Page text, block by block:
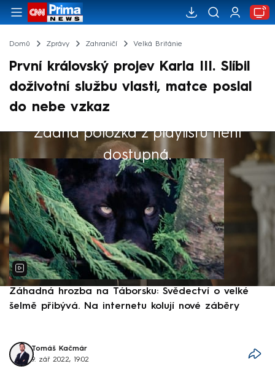
Domů Zprávy Zahraničí Velká Británie
První královský projev Karla III. Slíbil
doživotní službu vlasti, matce poslal
do nebe vzkaz
Žádná položka z playlistu není
dostupná.
Výběr redakce
Záhadná hrozba na Táborsku: Svědectví o velké
šelmě přibývá. Na internetu kolují nové záběry
Tomáš Kačmár
9. zář 2022, 19:02